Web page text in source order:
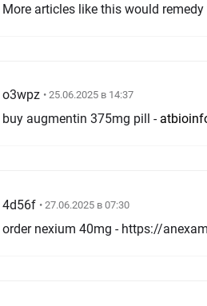
More articles like this would
o3wpz • 25.06.2025 в 14:37
buy augmentin 375mg pill -
4d56f • 27.06.2025 в 07:30
order nexium 40mg - https://